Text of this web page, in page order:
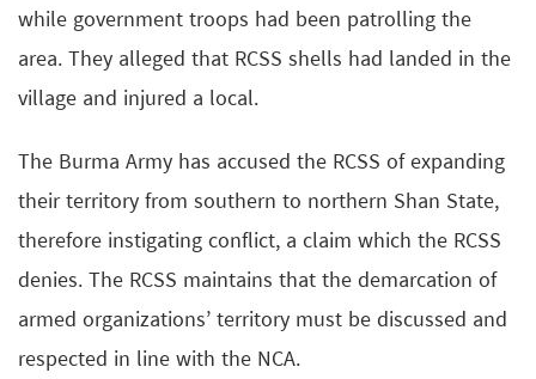
while government troops had been patrolling the
area. They alleged that RCSS shells had landed in the
village and injured a local.
The Burma Army has accused the RCSS of expanding
their territory from southern to northern Shan State,
therefore instigating conflict, a claim which the RCSS
denies. The RCSS maintains that the demarcation of
armed organizations’ territory must be discussed and
respected in line with the NCA.